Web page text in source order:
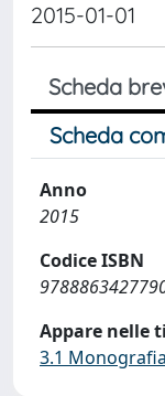
2015-01-01
Scheda
Scheda
Anno
2015
Codice ISBN
Appare nelle
3.1